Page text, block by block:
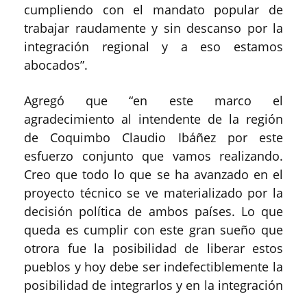
cumpliendo con el mandato popular de
trabajar raudamente y sin descanso por la
integración regional y a eso estamos
abocados”.
Agregó que “en este marco el
agradecimiento al intendente de la región
de Coquimbo Claudio Ibáñez por este
esfuerzo conjunto que vamos realizando.
Creo que todo lo que se ha avanzado en el
proyecto técnico se ve materializado por la
decisión política de ambos países. Lo que
queda es cumplir con este gran sueño que
otrora fue la posibilidad de liberar estos
pueblos y hoy debe ser indefectiblemente la
posibilidad de integrarlos y en la integración